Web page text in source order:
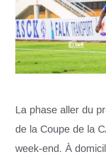
La phase aller du
de la Coupe de la
week-end. À